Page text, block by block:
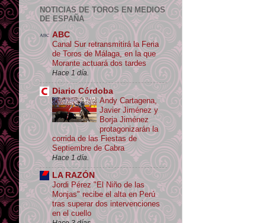
NOTICIAS DE TOROS EN MEDIOS
DE ESPAÑA
ABC
Canal Sur retransmitirá la Feria
de Toros de Málaga, en la que
Morante actuará dos tardes
Hace 1 día.
Diario Córdoba
Andy Cartagena,
Javier Jiménez y
Borja Jiménez
protagonizarán la
corrida de las Fiestas de
Septiembre de Cabra
Hace 1 día.
LA RAZÓN
Jordi Pérez "El Niño de las
Monjas" recibe el alta en Perú
tras superar dos intervenciones
en el cuello